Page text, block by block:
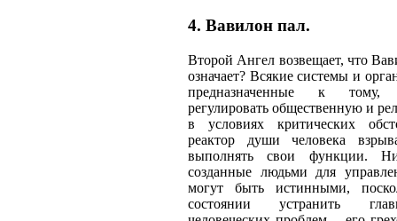
4. Вавилон пал.
Второй Ангел возвещает, что
означает? Всякие системы и
предназначенные к
регулировать общественную и
в условиях критических
реактор души человека
выполнять свои функции.
созданные людьми для
могут быть истинными,
состоянии устранить